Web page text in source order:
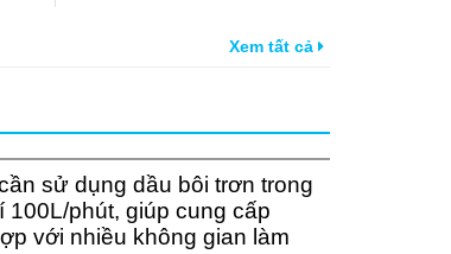
Xem tất cả
sử dụng dầu bôi trơn trong
phút, giúp cung cấp
với nhiều không gian làm